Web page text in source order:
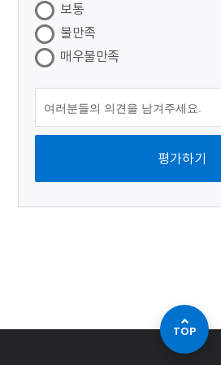
보통
불만족
매우불만족
TOP